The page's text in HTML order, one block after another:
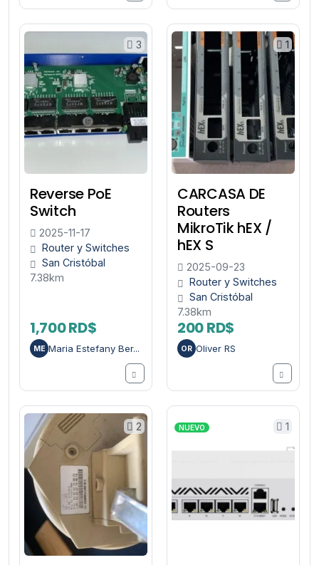
3
Reverse PoE
Switch
2025-11-17
Router y Switches
San Cristóbal
7.38km
1,700 RD$
ME Maria Estefany Ber...
1
CARCASA DE
Routers
MikroTik hEX /
hEX S
2025-09-23
Router y Switches
San Cristóbal
7.38km
200 RD$
OR Oliver RS
2 1
NUEVO